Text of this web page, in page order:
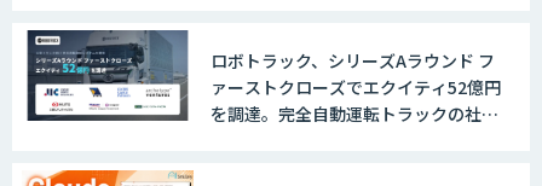
AI・DXコンサルティング伴走支援サービ
ス
ロボトラック、シリーズAラウンド フ
ァーストクローズでエクイティ52億円
を調達。完全自動運転トラックの社会